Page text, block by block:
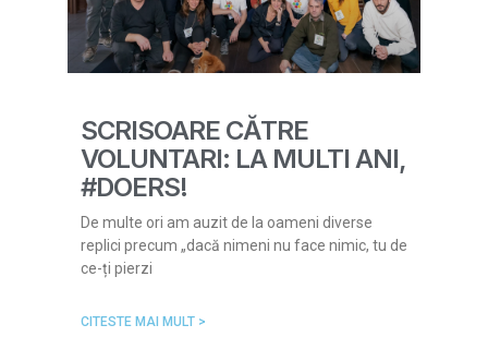
SCRISOARE CĂTRE
VOLUNTARI: LA MULTI ANI,
#DOERS!
De multe ori am auzit de la oameni diverse
replici precum „dacă nimeni nu face nimic, tu de
ce-ți pierzi
CITESTE MAI MULT >